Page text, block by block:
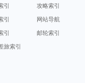
引
攻略索引
引
网站导航
引
邮轮索引
旅索引